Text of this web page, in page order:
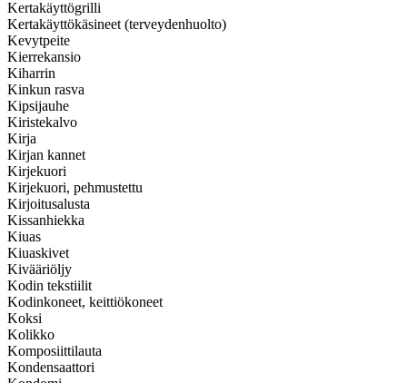
Kertakäyttögrilli
Kertakäyttökäsineet (terveydenhuolto)
Kevytpeite
Kierrekansio
Kiharrin
Kinkun rasva
Kipsijauhe
Kiristekalvo
Kirja
Kirjan kannet
Kirjekuori
Kirjekuori, pehmustettu
Kirjoitusalusta
Kissanhiekka
Kiuas
Kiuaskivet
Kivääriöljy
Kodin tekstiilit
Kodinkoneet, keittiökoneet
Koksi
Kolikko
Komposiittilauta
Kondensaattori